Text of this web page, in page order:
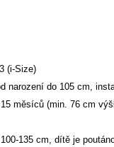
(i-Size)
narození do 105 cm,
měsíců (min. 76 cm
135 cm, dítě je